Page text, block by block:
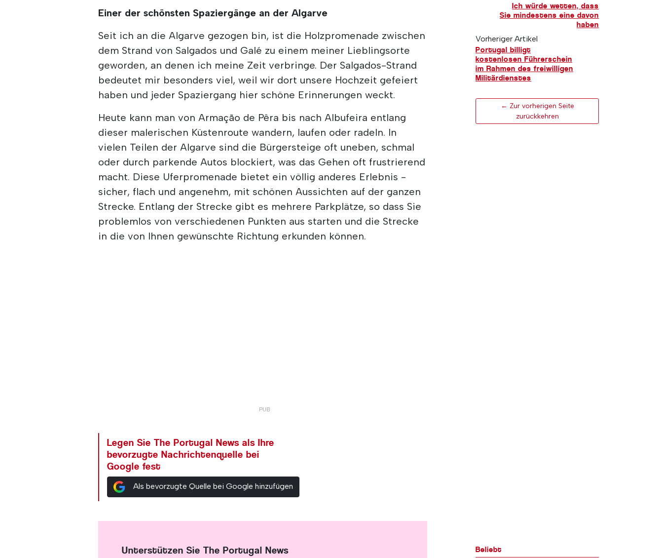
Einer der schönsten Spaziergänge an der Algarve
Seit ich an die Algarve gezogen bin, ist die Holzpromenade zwischen
dem Strand von Salgados und Galé zu einem meiner Lieblingsorte
geworden, an denen ich meine Zeit verbringe. Der Salgados-Strand
bedeutet mir besonders viel, weil wir dort unsere Hochzeit gefeiert
haben und jeder Spaziergang hier schöne Erinnerungen weckt.
Heute kann man von Armação de Pêra bis nach Albufeira entlang
dieser malerischen Küstenroute wandern, laufen oder radeln. In
vielen Teilen der Algarve sind die Bürgersteige oft uneben, schmal
oder durch parkende Autos blockiert, was das Gehen oft frustrierend
macht. Diese Uferpromenade bietet ein völlig anderes Erlebnis -
sicher, flach und angenehm, mit schönen Aussichten auf der ganzen
Strecke. Entlang der Strecke gibt es mehrere Parkplätze, so dass Sie
problemlos von verschiedenen Punkten aus starten und die Strecke
in die von Ihnen gewünschte Richtung erkunden können.
Legen Sie The Portugal News als Ihre
bevorzugte Nachrichtenquelle bei
Google fest
Als bevorzugte Quelle bei Google hinzufügen
Ich würde wetten, dass
Sie mindestens eine davon
haben
Vorheriger Artikel
Portugal billigt
kostenlosen Führerschein
im Rahmen des freiwilligen
Militärdienstes
← Zur vorherigen Seite
zurückkehren
Unterstützen Sie The Portugal News Beliebt